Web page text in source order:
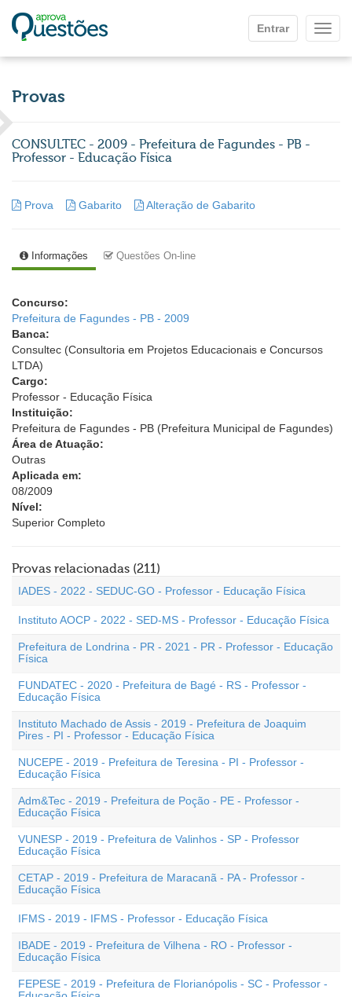
Entrar
Provas
CONSULTEC - 2009 - Prefeitura de Fagundes - PB -
Professor - Educação Física
Prova Gabarito Alteração de Gabarito
Informações Questões On-line
Concurso:
Prefeitura de Fagundes - PB - 2009
Banca:
Consultec (Consultoria em Projetos Educacionais e Concursos
LTDA)
Cargo:
Professor - Educação Física
Instituição:
Prefeitura de Fagundes - PB (Prefeitura Municipal de Fagundes)
Área de Atuação:
Outras
Aplicada em:
08/2009
Nível:
Superior Completo
Provas relacionadas (211)
IADES - 2022 - SEDUC-GO - Professor - Educação Física
Instituto AOCP - 2022 - SED-MS - Professor - Educação Física
Prefeitura de Londrina - PR - 2021 - PR - Professor - Educação
Física
FUNDATEC - 2020 - Prefeitura de Bagé - RS - Professor -
Educação Física
Instituto Machado de Assis - 2019 - Prefeitura de Joaquim
Pires - PI - Professor - Educação Física
NUCEPE - 2019 - Prefeitura de Teresina - PI - Professor -
Educação Física
Adm&Tec - 2019 - Prefeitura de Poção - PE - Professor -
Educação Física
VUNESP - 2019 - Prefeitura de Valinhos - SP - Professor
Educação Física
CETAP - 2019 - Prefeitura de Maracanã - PA - Professor -
Educação Física
IFMS - 2019 - IFMS - Professor - Educação Física
IBADE - 2019 - Prefeitura de Vilhena - RO - Professor -
Educação Física
FEPESE - 2019 - Prefeitura de Florianópolis - SC - Professor -